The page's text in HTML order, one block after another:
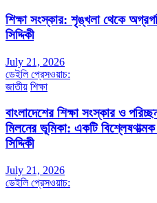
শিক্ষা সংস্কার: শৃঙ্খলা থেকে
সিদ্দিকী
July 21, 2026
ডেইলি প্রেসওয়াচ:
জাতীয় শিক্ষা
বাংলাদেশের শিক্ষা সংস্কার ও
মিলনের ভূমিকা: একটি
সিদ্দিকী
July 21, 2026
ডেইলি প্রেসওয়াচ: